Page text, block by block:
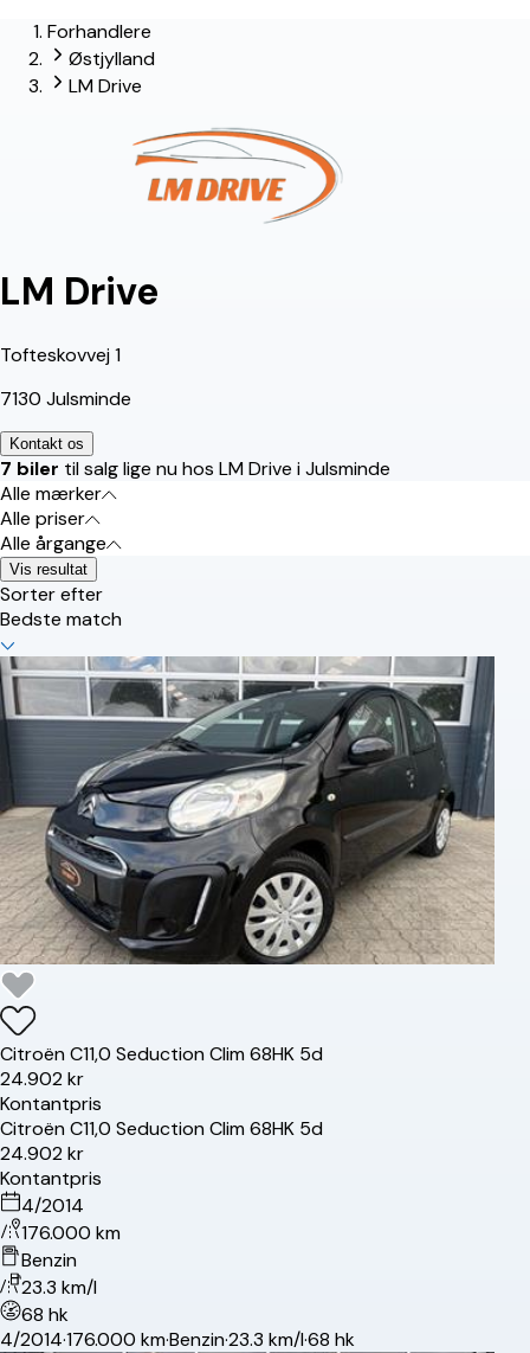
Forhandlere
Østjylland
LM Drive
LM Drive
Tofteskovvej 1
7130 Julsminde
Kontakt os
7 biler til salg lige nu hos LM Drive i Julsminde
Alle mærker
Alle priser
Alle årgange
Vis resultat
Sorter efter
Bedste match
CitroënC11,0 Seduction Clim 68HK 5d
24.902 kr
Kontantpris
CitroënC11,0 Seduction Clim 68HK 5d
24.902 kr
Kontantpris
4/2014
176.000 km
Benzin
23.3 km/l
68 hk
4/2014·176.000 km·Benzin·23.3 km/l·68 hk